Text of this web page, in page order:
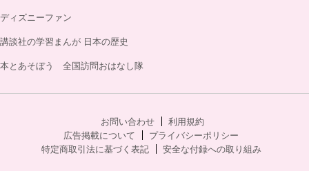
ディズニーファン
講談社の学習まんが 日本の歴史
本とあそぼう 全国訪問おはなし隊
お問い合わせ
利用規約
広告掲載について
プライバシーポリシー
特定商取引法に基づく表記
安全な付録への取り組み